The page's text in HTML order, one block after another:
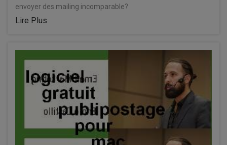
envoyer des mailing incomparable?
Lire Plus